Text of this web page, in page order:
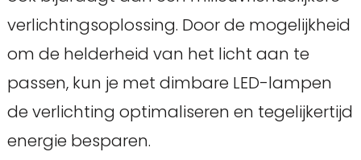
verlichtingsoplossing. Door de mogelijkheid
om de helderheid van het licht aan te
passen, kun je met dimbare LED-lampen
de verlichting optimaliseren en tegelijkertijd
energie besparen.